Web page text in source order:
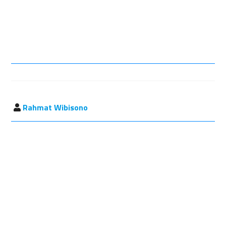
Rahmat Wibisono